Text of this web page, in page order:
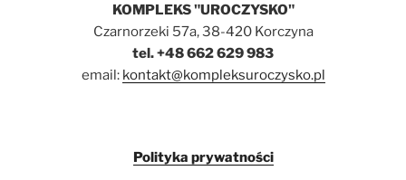
KOMPLEKS "UROCZYSKO"
Czarnorzeki 57a, 38-420 Korczyna
tel. +48 662 629 983
email: kontakt@kompleksuroczysko.pl
Polityka prywatności